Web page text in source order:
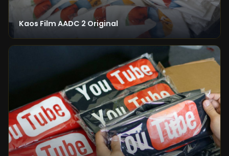
Kaos Film AADC 2 Original